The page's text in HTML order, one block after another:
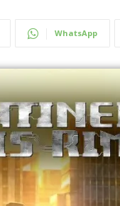
WhatsApp